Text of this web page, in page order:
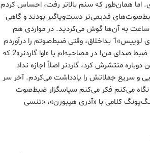
اما همان‌طور که سنم بالاتر رفت، احساس کردم
قدیمی‌تر دست‌وپاگیر بودند و گاهی
ساعت به آن‌ها گوش می‌کردید. در مواردی هم
اصلاً مصاحبه‌شونده با ضبط‌صوت مشکل داشت. یک بار وقت مصاحبه با «جری لوییس»1 بداخلاق، وقتی ضبط‌صوتم را درآوردم
تا صدایش را ضبط کنم، او هم ضبط‌صوتش را روی میز گذاشت و شروع کرد به ضبط صدای من! در مصاحبه‌ام با «اوا گاردنر»2 که
منتشرش کرد، گاردنر اصلاً اجازه نداد
و سریع جملاتش را یادداشت می‌کردم. آخر سر
نگاه می‌کنم فکر می‌کنم سپاسگزار ضبط‌صوت
کلامی با «آدری هپبورن»، «تنسی